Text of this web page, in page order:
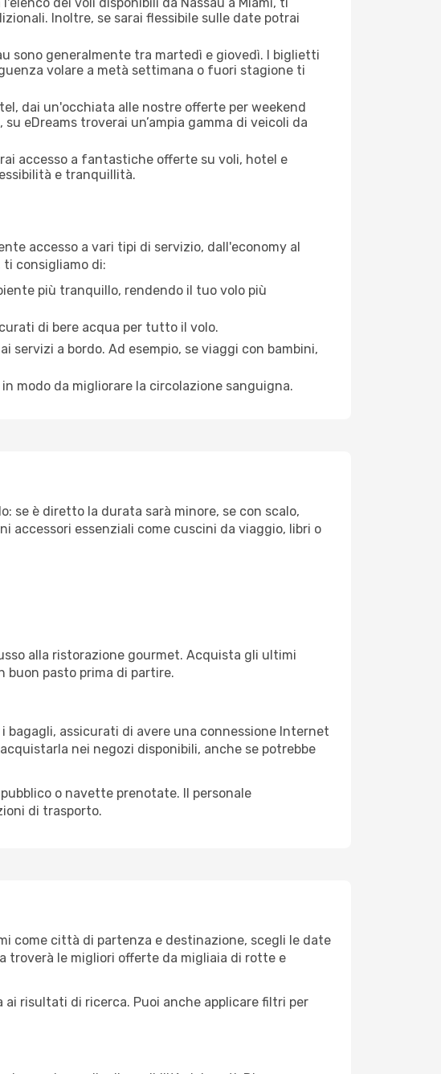
Inoltre, se sarai flessibile sulle date potrai
sono generalmente tra martedì e giovedì. I biglietti
volare a metà settimana o fuori stagione ti
dai un'occhiata alle nostre offerte per weekend
eDreams troverai un’ampia gamma di veicoli da
accesso a fantastiche offerte su voli, hotel e
e tranquillità.
accesso a vari tipi di servizio, dall'economy al
consigliamo di:
più tranquillo, rendendo il tuo volo più
di bere acqua per tutto il volo.
servizi a bordo. Ad esempio, se viaggi con bambini,
modo da migliorare la circolazione sanguigna.
se è diretto la durata sarà minore, se con scalo,
accessori essenziali come cuscini da viaggio, libri o
alla ristorazione gourmet. Acquista gli ultimi
buon pasto prima di partire.
bagagli, assicurati di avere una connessione Internet
nei negozi disponibili, anche se potrebbe
o navette prenotate. Il personale
di trasporto.
come città di partenza e destinazione, scegli le date
troverà le migliori offerte da migliaia di rotte e
risultati di ricerca. Puoi anche applicare filtri per